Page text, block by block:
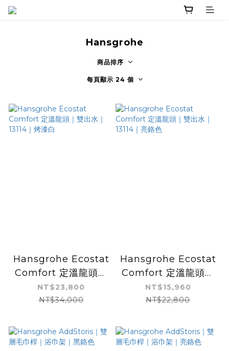
Hansgrohe
商品排序
每頁顯示 24 個
Hansgrohe Ecostat
Comfort 定溫龍頭｜
雙出水｜13114｜烤漆
白
NT$23,800
NT$34,000
Hansgrohe Ecostat
Comfort 定溫龍頭｜
雙出水｜13114｜亮鉻
色
NT$15,960
NT$22,800